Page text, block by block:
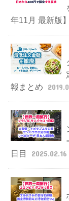
年11月 最新版】
報まとめ
日目
2025.02.16